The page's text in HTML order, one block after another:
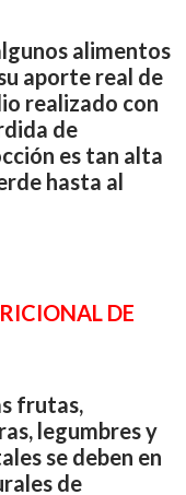
alimentos
aporte real de
realizado con
de
es tan alta
hasta al
DE
frutas,
legumbres y
se deben en
de